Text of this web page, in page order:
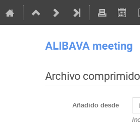
ALIBAVA meeting
Archivo comprimido
Añadido desde